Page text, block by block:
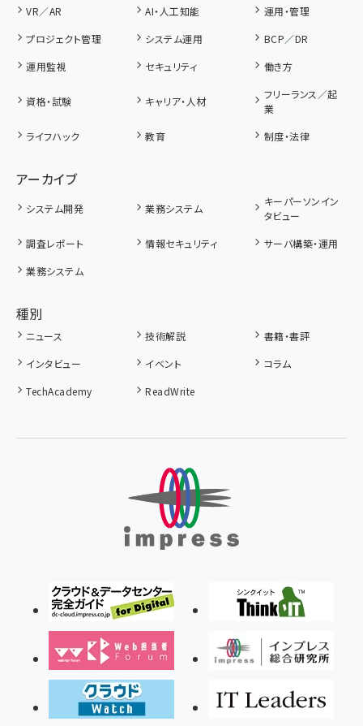
VR／AR
AI・人工知能
運用・管理
プロジェクト管理
システム運用
BCP／DR
運用監視
セキュリティ 働き方
資格・試験 キャリア・人材
フリーランス／起
業
ライフハック
教育 制度・法律
アーカイブ
システム開発 業務システム
キーパーソンイン
タビュー
調査レポート
情報セキュリティ
サーバ構築・運用
業務システム
種別
ニュース 技術解説
書籍・書評
インタビュー
イベント
コラム
TechAcademy
ReadWrite